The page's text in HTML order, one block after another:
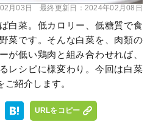
月03日 最終更新日： 2024年02月08日
白菜。低カロリー、低糖質で食
菜です。そんな白菜を、肉類の
が低い鶏肉と組み合わせれば、
レシピに様変わり。今回は白菜
紹介します。
URLをコピー